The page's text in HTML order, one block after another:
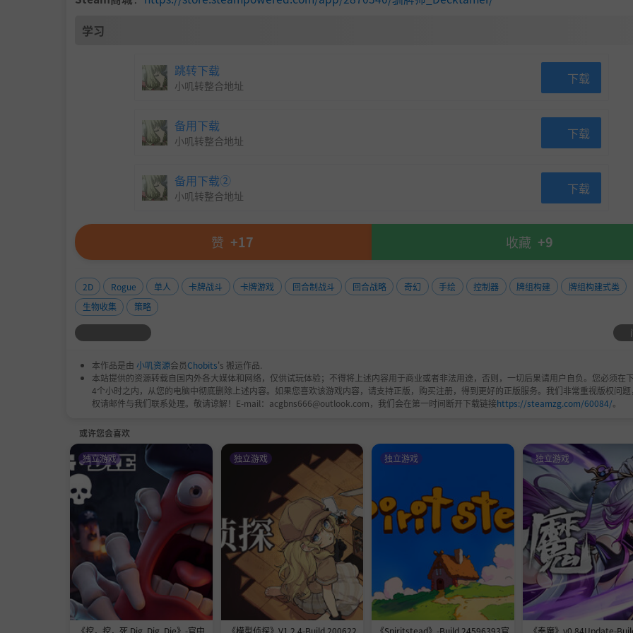
深渊中充满了拥有异常能力的变异怪物。善加利用，将它们的能力转移到其他生物身上，创造出独特且强力
合！
学习
跳转下载
小叽转整合地址 下载
备用下载
小叽转整合地址 下载
备用下载②
小叽转整合地址 下载
赞 +17 收藏 +9
2D Rogue 单人 卡牌战斗 卡牌游戏 回合制战斗 回合战略 奇幻 手绘 控制器 牌组构建
牌组构建式类
生物收集
策略
本作品是由 小叽资源会员Chobits's 搬运作品.
本站提供的资源转载自国内外各大媒体和网络，仅供试玩体验；不得将上述内容用于商业或者非法用途，否则，一切后果请用户自负。您必须在
4个小时之内，从您的电脑中彻底删除上述内容。如果您喜欢该游戏内容，请支持正版，购买注册，得到更好的正版服务。我们非常重视版权问
权请邮件与我们联系处理。敬请谅解！E-mail：acgbns666@outlook.com，我们会在第一时间断开下载链接https://steamzg.com/60084/。
或许您会喜欢
《挖，挖，死 Dig, Dig, Die》-官中
独立游戏
《模型侦探》V1.2.4-Build 200622
独立游戏
《Spiritstead》-Build 24596393官
独立游戏
《奉魔》v0.84Update-
独立游戏